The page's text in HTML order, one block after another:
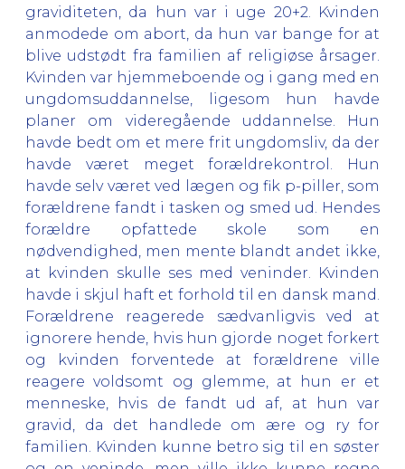
graviditeten, da hun var i uge 20+2. Kvinden
anmodede om abort, da hun var bange for at
blive udstødt fra familien af religiøse årsager.
Kvinden var hjemmeboende og i gang med en
ungdomsuddannelse, ligesom hun havde
planer om videregående uddannelse. Hun
havde bedt om et mere frit ungdomsliv, da der
havde været meget forældrekontrol. Hun
havde selv været ved lægen og fik p-piller, som
forældrene fandt i tasken og smed ud. Hendes
forældre opfattede skole som en
nødvendighed, men mente blandt andet ikke,
at kvinden skulle ses med veninder. Kvinden
havde i skjul haft et forhold til en dansk mand.
Forældrene reagerede sædvanligvis ved at
ignorere hende, hvis hun gjorde noget forkert
og kvinden forventede at forældrene ville
reagere voldsomt og glemme, at hun er et
menneske, hvis de fandt ud af, at hun var
gravid, da det handlede om ære og ry for
familien. Kvinden kunne betro sig til en søster